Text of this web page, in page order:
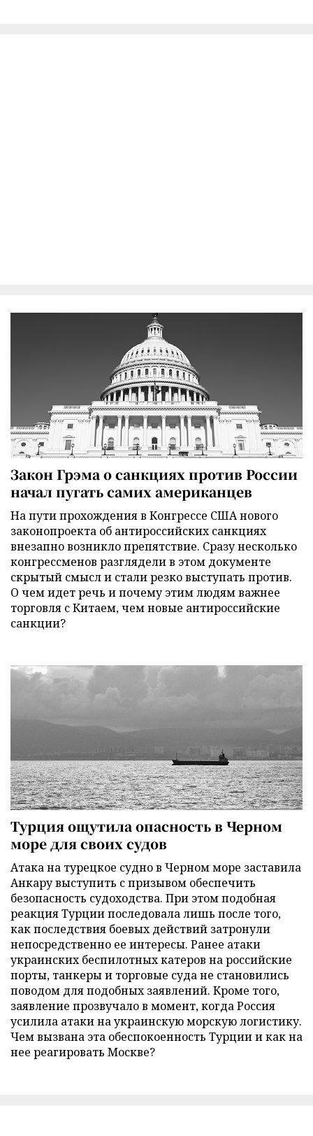
Закон Грэма о санкциях против России
начал пугать самих американцев
На пути прохождения в Конгрессе США нового
законопроекта об антироссийских санкциях
внезапно возникло препятствие. Сразу несколько
конгрессменов разглядели в этом документе
скрытый смысл и стали резко выступать против.
О чем идет речь и почему этим людям важнее
торговля с Китаем, чем новые антироссийские
санкции?
Турция ощутила опасность в Черном
море для своих судов
Атака на турецкое судно в Черном море заставила
Анкару выступить с призывом обеспечить
безопасность судоходства. При этом подобная
реакция Турции последовала лишь после того,
как последствия боевых действий затронули
непосредственно ее интересы. Ранее атаки
украинских беспилотных катеров на российские
порты, танкеры и торговые суда не становились
поводом для подобных заявлений. Кроме того,
заявление прозвучало в момент, когда Россия
усилила атаки на украинскую морскую логистику.
Чем вызвана эта обеспокоенность Турции и как на
нее реагировать Москве?